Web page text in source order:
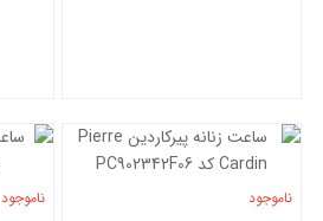
ناموجود ناموجود